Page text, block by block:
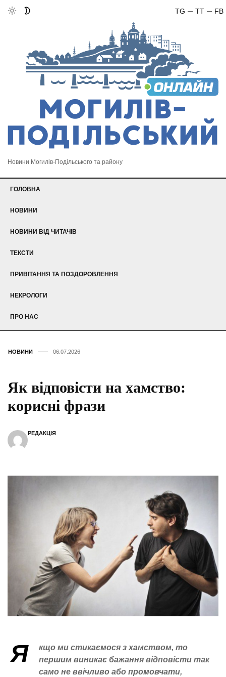
FB
TT
TG
Новини Могилів-Подільського та району
ГОЛОВНА
НОВИНИ
НОВИНИ ВІД ЧИТАЧІВ
ТЕКСТИ
ПРИВІТАННЯ ТА ПОЗДОРОВЛЕННЯ
НЕКРОЛОГИ
ПРО НАС
НОВИНИ 06.07.2026
Як відповісти на хамство:
корисні фрази
РЕДАКЦІЯ
Я
кщо ми стикаємося з хамством, то
першим виникає бажання відповісти так
само не ввічливо або промовчати,